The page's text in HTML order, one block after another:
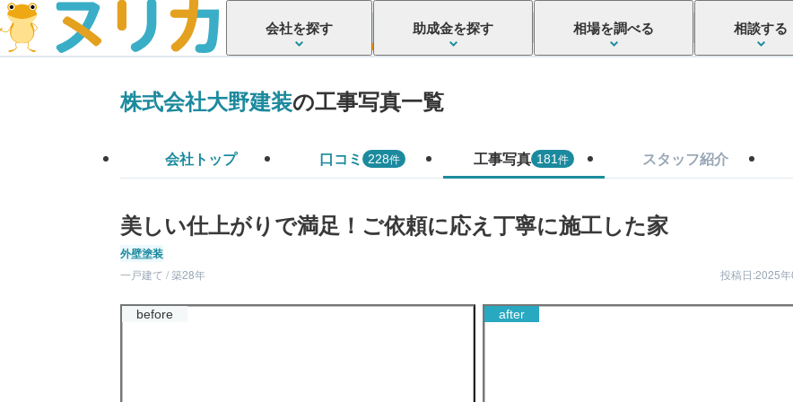
会社を探す 助成金を探す 相場を調べる 相談する
株式会社大野建装の工事写真一覧
会社トップ 口コミ 228件 工事写真 181件 スタッフ紹介
美しい仕上がりで満足！ご依頼に応え丁寧に施工した家
外壁塗装
一戸建て / 築28年 投稿日:2025
before after